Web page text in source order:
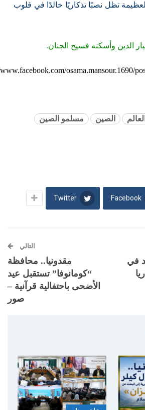
تظل نصبًا تذكاريًا خالدًا في قلوب
الدين وأسكنه فسيح الجنان.
osama.mansour.1690/
الصين مسلمو الصين
Facebook
Twitter
في
التالي
مقدونيا.. محافظة
“كومانوفا” تستقبل عيد
الأضحى باحتفالية قرآنية –
صور